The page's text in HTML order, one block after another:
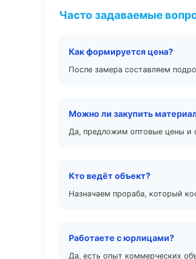
Часто задаваемые
Как формируется цена?
После замера составляем
Можно ли закупить
Да, предложим оптовые цены и
Кто ведёт объект?
Назначаем прораба, который
Работаете с юрлицами?
Да, есть опыт коммерческих